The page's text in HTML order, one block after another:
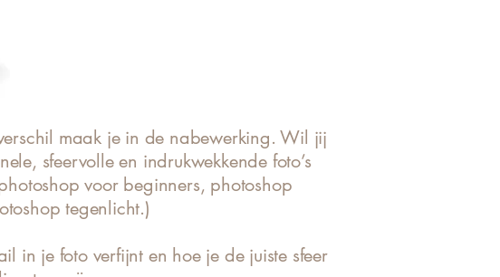
maak je in de nabewerking. Wil jij
sfeervolle en indrukwekkende foto’s
voor beginners, photoshop
tegenlicht.)
in je foto verfijnt en hoe je de juiste sfeer